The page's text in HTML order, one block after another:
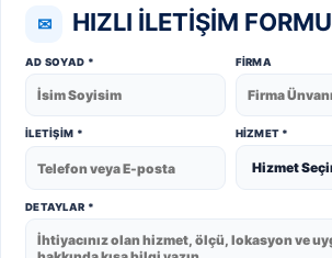
✉ HIZLI İLETIŞIM FORMU
AD SOYAD * FIRMA
İLETIŞIM * HIZMET *
DETAYLAR *